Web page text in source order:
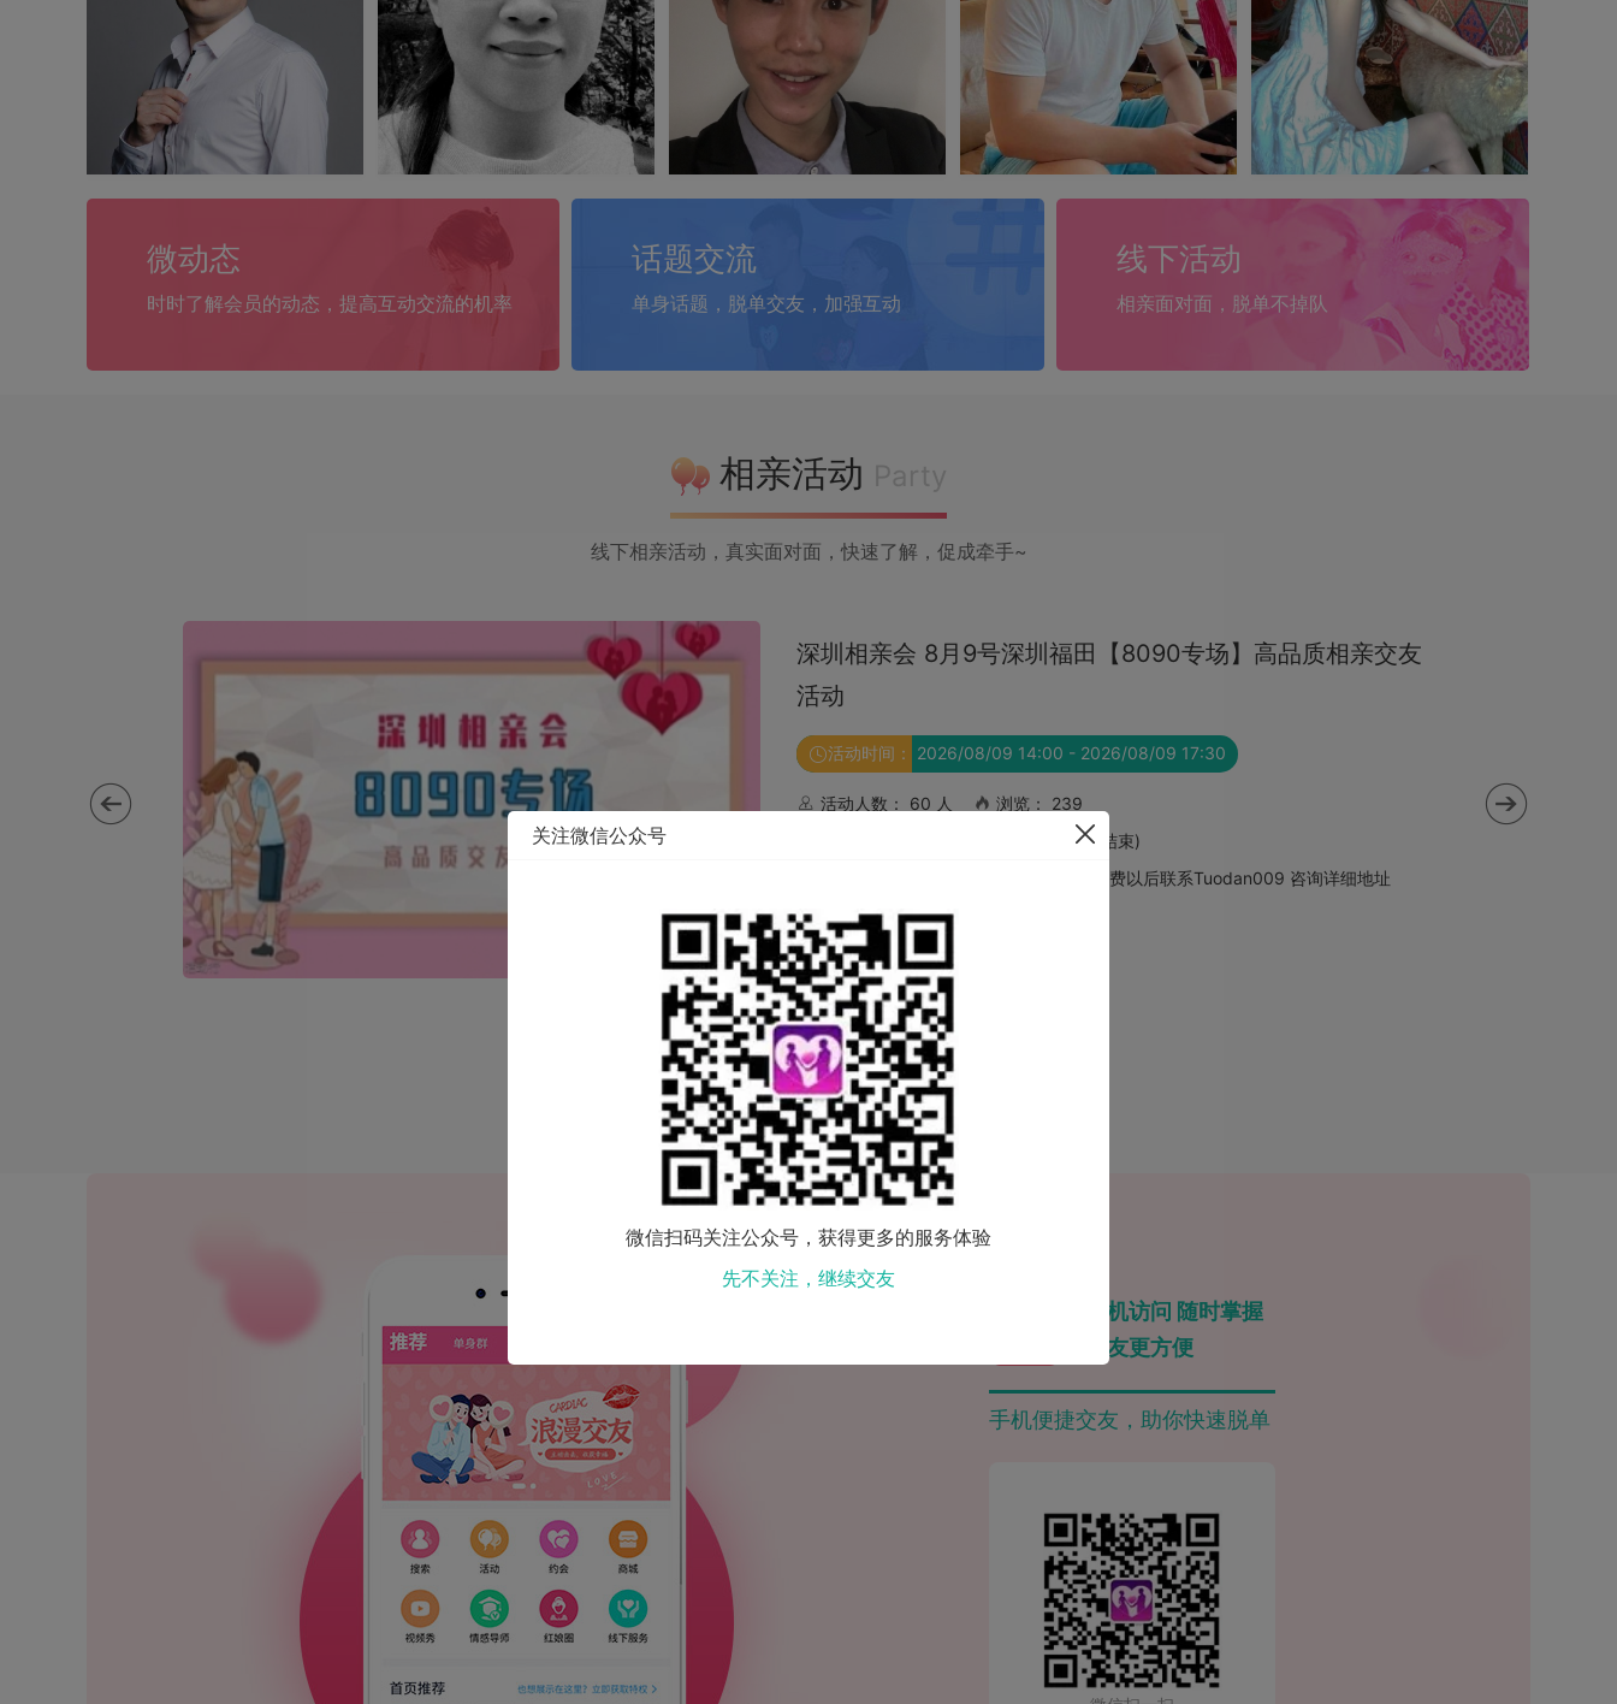
微动态
时时了解会员的动态，提高互动交流的机率
话题交流
单身话题，脱单交友，加强互动
线下活动
相亲面对面，脱单不掉队
相亲活动
线下相亲活动，真实面对面，快速了解，促成牵手~
深圳相亲会 8月23号深圳南山【本硕博】高端精英专场交
友派对
活动时间： 2026/08/23 14:00 - 2026/08/23 17:30
活动人数： 60 人
浏览： 107
活动地址： 广东 深圳市 南山区 报名交费以后联系Tuodan009 咨询详细地址
报名中
更多相亲活动
手机访问 随时掌握
交友更方便
手机便捷交友，助你快速脱单
关注微信公众号
微信扫码关注公众号，获得更多的服务体验
先不关注，继续交友